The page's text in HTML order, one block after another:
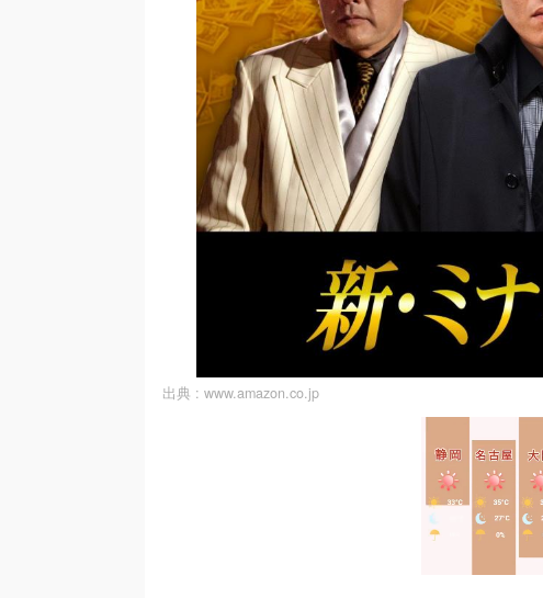
出典 : www.amazon.co.jp